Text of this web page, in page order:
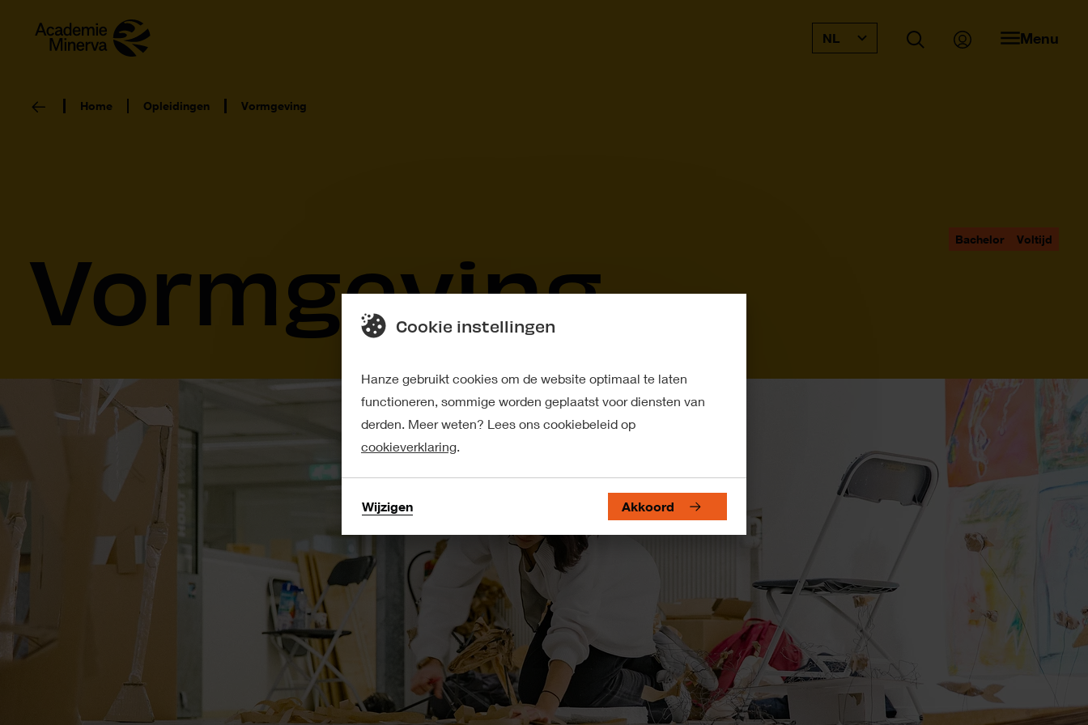
NL Menu
Home Opleidingen Vormgeving
Vormgeving Bachelor Voltijd
Cookie instellingen
Hanze gebruikt cookies om de website optimaal te laten
functioneren, sommige worden geplaatst voor diensten van
derden. Meer weten? Lees ons cookiebeleid op
cookieverklaring.
Wijzigen Akkoord